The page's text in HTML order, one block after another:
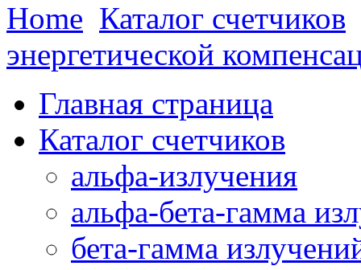
Home Каталог счетчиков
энергетической
Главная страница
Каталог счетчиков
альфа-излучения
альфа-бета-гамма
бета-гамма